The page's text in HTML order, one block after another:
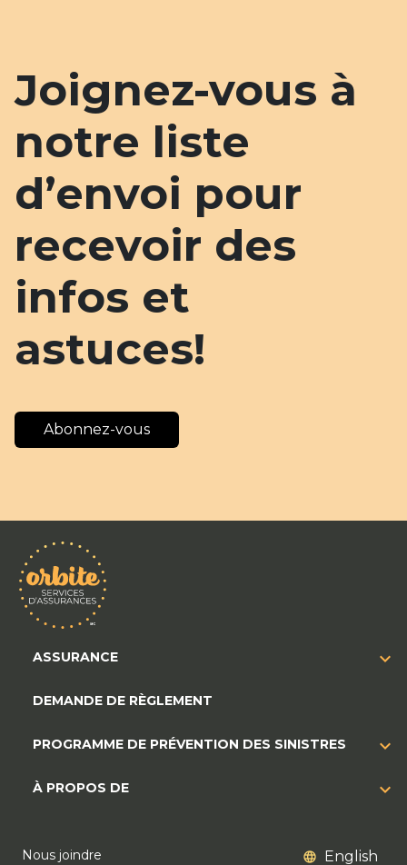
Joignez-vous à
notre liste
d’envoi pour
recevoir des
infos et
astuces!
Abonnez-vous
ASSURANCE
DEMANDE DE RÈGLEMENT
PROGRAMME DE PRÉVENTION DES SINISTRES
À PROPOS DE
Nous joindre English